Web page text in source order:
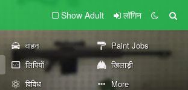
Show Adult लॉगिन
वाहन
Paint Jobs
लिपियों
खिलाड़ी
विविध More